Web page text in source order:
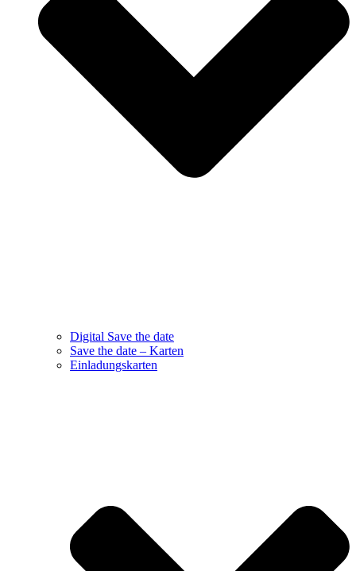
Digital Save the date
Save the date – Karten
Einladungskarten